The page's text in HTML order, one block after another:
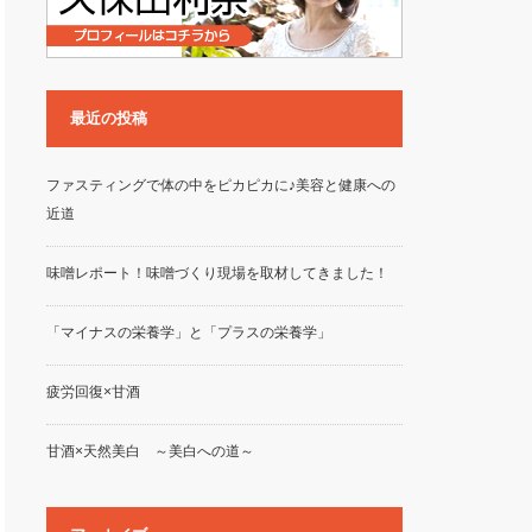
最近の投稿
ファスティングで体の中をピカピカに♪美容と健康への
近道
味噌レポート！味噌づくり現場を取材してきました！
「マイナスの栄養学」と「プラスの栄養学」
疲労回復×甘酒
甘酒×天然美白 ～美白への道～